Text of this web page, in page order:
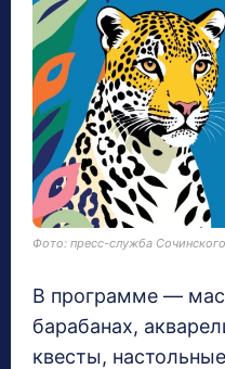
Фото: пресс-служба
В программе —
барабанах,
квесты,